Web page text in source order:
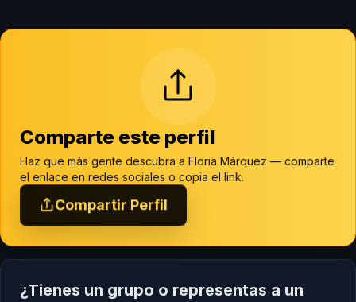
Comparte este perfil
Haz que más gente descubra a Floria Márquez — comparte
el enlace en redes sociales o copia el link.
Compartir Perfil
¿Tienes un grupo o representas a un